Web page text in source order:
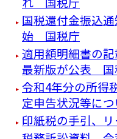
国税還付金振込
始 国税庁
適用額明細書の
最新版が公表 国
令和4年分の所得
定申告状況等に
印紙税の手引、